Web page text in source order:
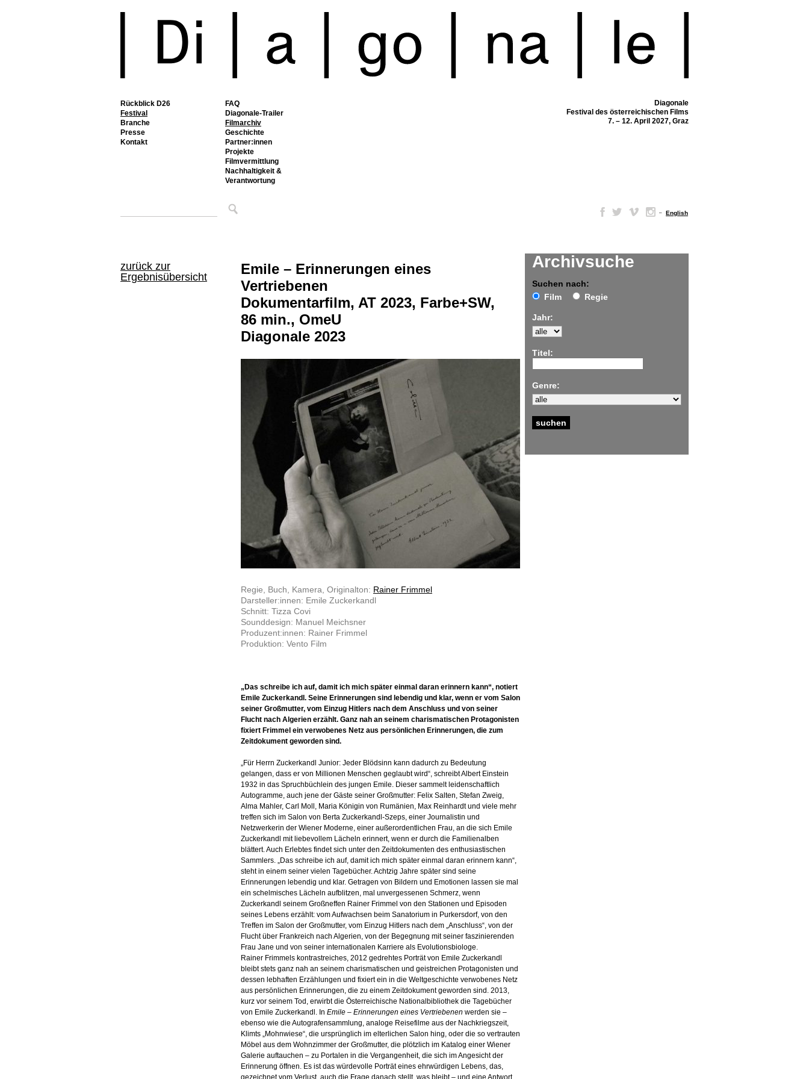
Rückblick D26
Festival
FAQ
Diagonale-Trailer
Filmarchiv
Geschichte
Partner:innen
Projekte
Filmvermittlung
Nachhaltigkeit &
Verantwortung
Branche
Presse
Kontakt
Diagonale
Festival des österreichischen Films
7. – 12. April 2027, Graz
– English
zurück zur
Ergebnisübersicht
Archivsuche
Suchen nach:
Film
Regie
Jahr:
Titel:
Genre:
Emile – Erinnerungen eines
Vertriebenen
Dokumentarfilm, AT 2023, Farbe+SW,
86 min., OmeU
Diagonale 2023
Regie, Buch, Kamera, Originalton: Rainer Frimmel
Darsteller:innen: Emile Zuckerkandl
Schnitt: Tizza Covi
Sounddesign: Manuel Meichsner
Produzent:innen: Rainer Frimmel
Produktion: Vento Film
„Das schreibe ich auf, damit ich mich später einmal daran erinnern kann“, notiert
Emile Zuckerkandl. Seine Erinnerungen sind lebendig und klar, wenn er vom Salon
seiner Großmutter, vom Einzug Hitlers nach dem Anschluss und von seiner
Flucht nach Algerien erzählt. Ganz nah an seinem charismatischen Protagonisten
fixiert Frimmel ein verwobenes Netz aus persönlichen Erinnerungen, die zum
Zeitdokument geworden sind.
„Für Herrn Zuckerkandl Junior: Jeder Blödsinn kann dadurch zu Bedeutung
gelangen, dass er von Millionen Menschen geglaubt wird“, schreibt Albert Einstein
1932 in das Spruchbüchlein des jungen Emile. Dieser sammelt leidenschaftlich
Autogramme, auch jene der Gäste seiner Großmutter: Felix Salten, Stefan Zweig,
Alma Mahler, Carl Moll, Maria Königin von Rumänien, Max Reinhardt und viele mehr
treffen sich im Salon von Berta Zuckerkandl-Szeps, einer Journalistin und
Netzwerkerin der Wiener Moderne, einer außerordentlichen Frau, an die sich Emile
Zuckerkandl mit liebevollem Lächeln erinnert, wenn er durch die Familienalben
blättert. Auch Erlebtes findet sich unter den Zeitdokumenten des enthusiastischen
Sammlers. „Das schreibe ich auf, damit ich mich später einmal daran erinnern kann“,
steht in einem seiner vielen Tagebücher. Achtzig Jahre später sind seine
Erinnerungen lebendig und klar. Getragen von Bildern und Emotionen lassen sie mal
ein schelmisches Lächeln aufblitzen, mal unvergessenen Schmerz, wenn
Zuckerkandl seinem Großneffen Rainer Frimmel von den Stationen und Episoden
seines Lebens erzählt: vom Aufwachsen beim Sanatorium in Purkersdorf, von den
Treffen im Salon der Großmutter, vom Einzug Hitlers nach dem „Anschluss“, von der
Flucht über Frankreich nach Algerien, von der Begegnung mit seiner faszinierenden
Frau Jane und von seiner internationalen Karriere als Evolutionsbiologe.
Rainer Frimmels kontrastreiches, 2012 gedrehtes Porträt von Emile Zuckerkandl
bleibt stets ganz nah an seinem charismatischen und geistreichen Protagonisten und
dessen lebhaften Erzählungen und fixiert ein in die Weltgeschichte verwobenes Netz
aus persönlichen Erinnerungen, die zu einem Zeitdokument geworden sind. 2013,
kurz vor seinem Tod, erwirbt die Österreichische Nationalbibliothek die Tagebücher
von Emile Zuckerkandl. In Emile – Erinnerungen eines Vertriebenen werden sie –
ebenso wie die Autografensammlung, analoge Reisefilme aus der Nachkriegszeit,
Klimts „Mohnwiese“, die ursprünglich im elterlichen Salon hing, oder die so vertrauten
Möbel aus dem Wohnzimmer der Großmutter, die plötzlich im Katalog einer Wiener
Galerie auftauchen – zu Portalen in die Vergangenheit, die sich im Angesicht der
Erinnerung öffnen. Es ist das würdevolle Porträt eines ehrwürdigen Lebens, das,
gezeichnet vom Verlust, auch die Frage danach stellt, was bleibt – und eine Antwort